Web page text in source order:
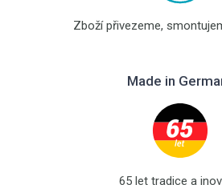
Zboží přivezeme,
Made in
65 let tradice a